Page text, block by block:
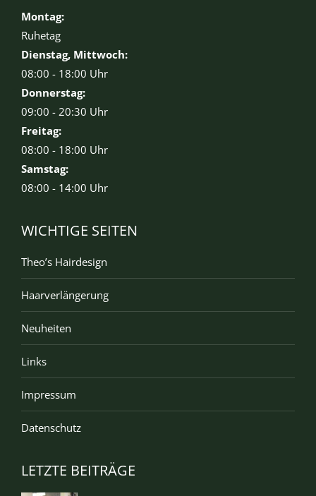
Montag:
Ruhetag
Dienstag, Mittwoch:
08:00 - 18:00 Uhr
Donnerstag:
09:00 - 20:30 Uhr
Freitag:
08:00 - 18:00 Uhr
Samstag:
08:00 - 14:00 Uhr
WICHTIGE SEITEN
Theo’s Hairdesign
Haarverlängerung
Neuheiten
Links
Impressum
Datenschutz
LETZTE BEITRÄGE